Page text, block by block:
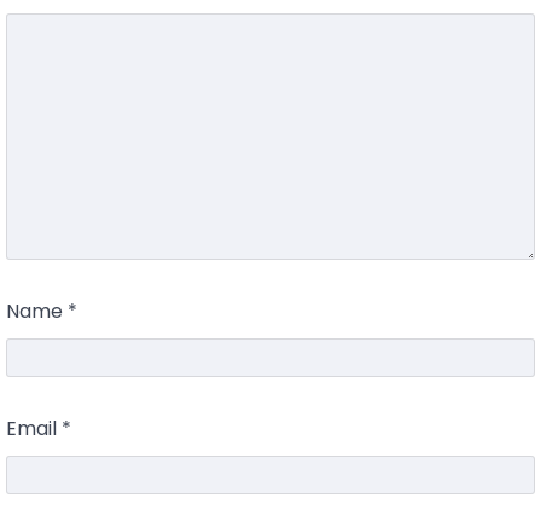
Name *
Email *